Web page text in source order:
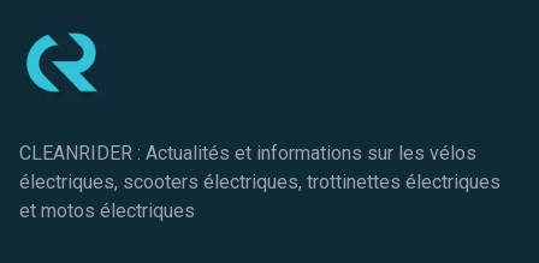
CLEANRIDER : Actualités et informations sur les vélos
électriques, scooters électriques, trottinettes électriques
et motos électriques